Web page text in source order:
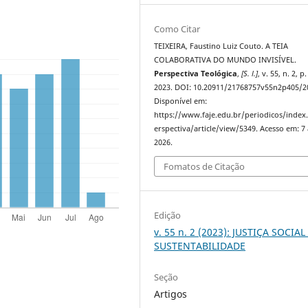
Como Citar
TEIXEIRA, Faustino Luiz Couto. A TEIA
COLABORATIVA DO MUNDO INVISÍVEL.
Perspectiva Teológica,[S. l.], v. 55, n. 2, p.
2023. DOI: 10.20911/21768757v55n2p405/
Disponível em:
https://www.faje.edu.br/periodicos/
erspectiva/article/view/5349. Acesso em: 7
2026.
Fomatos de Citação
Edição
v. 55 n. 2 (2023): JUSTIÇA SOCIAL
SUSTENTABILIDADE
Seção
Artigos